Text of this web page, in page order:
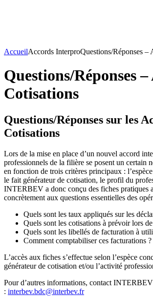
AccueilAccords InterproQuestions/Réponses –
Questions/Réponses
Cotisations
Questions/Réponses sur les
Cotisations
Lors de la mise en place d’un nouvel accord
professionnels de la filière se posent un certain
en fonction de trois critères principaux :
le fait générateur de cotisation, le profil du
INTERBEV a donc conçu des fiches pratiques
concrètement aux questions essentielles des
Quels sont les taux appliqués sur les
Quels sont les cotisations à prévoir lors
Quels sont les libellés de facturation à
Comment comptabiliser ces facturations ?
L’accès aux fiches s’effectue selon l’espèce
générateur de cotisation et/ou l’activité
Pour d’autres informations, contact INTERBEV
: interbev.bdc@interbev.fr